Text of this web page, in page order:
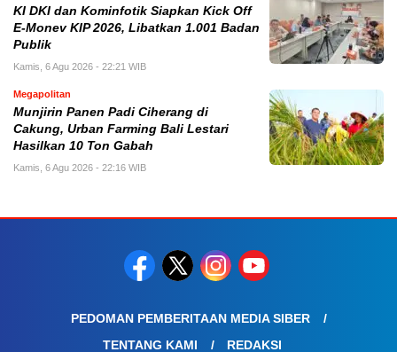
KI DKI dan Kominfotik Siapkan Kick Off
E-Monev KIP 2026, Libatkan 1.001 Badan
Publik
Kamis, 6 Agu 2026 - 22:21 WIB
Megapolitan
Munjirin Panen Padi Ciherang di
Cakung, Urban Farming Bali Lestari
Hasilkan 10 Ton Gabah
Kamis, 6 Agu 2026 - 22:16 WIB
PEDOMAN PEMBERITAAN MEDIA SIBER
TENTANG KAMI
REDAKSI